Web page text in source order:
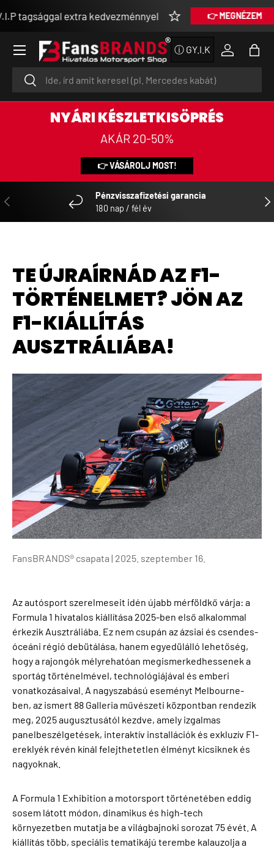
UGRÁS A TARTALOMRA
extra kedvezménnyel 👉 MEGNÉZEM
Keresés
Keresés
ⓘ GY.I.K
Menü
NYÁRI KÉSZLETKISÖPRÉS
AKÁR 20-50%
👉 VÁSÁROLJ MOST!
ELŐZŐ
Pénzvisszafizetési garancia
180 nap / fél év
TE ÚJRAÍRNÁD AZ F1-
TÖRTÉNELMET? JÖN AZ
F1-KIÁLLÍTÁS
AUSZTRÁLIÁBA!
FansBRANDS® csapata | 2025. szeptember 16.
Az autósport szerelmeseit idén újabb mérföldkő várja: a
Formula 1 hivatalos kiállítása 2025-ben első alkalommal
érkezik Ausztráliába. Ez nem csupán az ázsiai és csendes-
óceáni régió debütálása, hanem egyedülálló lehetőség,
hogy a rajongók mélyrehatóan megismerkedhessenek a
sportág történelmével, technológiájával és emberi
vonatkozásaival. A nagyszabású eseményt Melbourne-
ben, az ismert 88 Galleria művészeti központban rendezik
meg, 2025 augusztusától kezdve, amely izgalmas
panelbeszélgetések, interaktív installációk és exkluzív F1-
ereklyék révén kínál felejthetetlen élményt kicsiknek és
nagyoknak.
A Formula 1 Exhibition a motorsport történetében eddig
sosem látott módon, dinamikus és high-tech
környezetben mutatja be a világbajnoki sorozat 75 évét. A
kiállítás több, speciális tematikájú terembe kalauzolja a